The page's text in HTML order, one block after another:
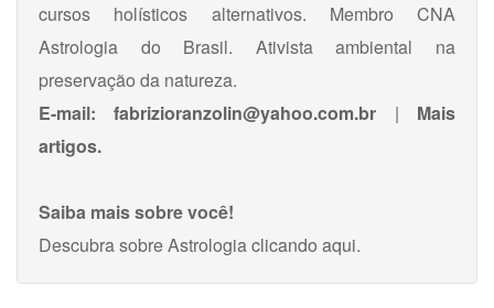
cursos holísticos alternativos. Membro CNA
Astrologia do Brasil. Ativista ambiental na
preservação da natureza.
E-mail:
fabrizioranzolin@yahoo.com.br | Mais
artigos.
Saiba mais sobre você!
Descubra sobre Astrologiaclicando aqui.